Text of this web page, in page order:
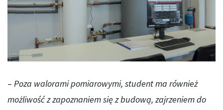
– Poza walorami pomiarowymi, student ma również
możliwość z zapoznaniem się z budową, zajrzeniem do